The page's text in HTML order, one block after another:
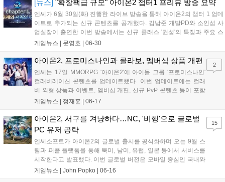
[뉴스] "확장팩급 규모" 아이온2 챕터1 프리뷰 방송 요약
엔씨가 6월 30일(화) 진행한 라이브 방송을 통해 아이온2의 챕터 1 업데
이트로 추가되는 신규 콘텐츠를 공개했다. 김남준 개발PD와 소인섭 사
업실장이 출연한 이번 방송에서는 신규 클래스 '권성'의 특징과 주요 스
킬이 소개되었다. 권성은 분노 게이지를 모아 폭주 상태에 돌입해 강화
들었다가...
게임뉴스 | 문영호 | 06-30
아이온2, 프로미스나인과 콜라보, 멤버십 상품 개편
엔씨는 17일 MMORPG '아이온2'에 아이돌 그룹 '프로미스나인'
컬래버레이션 콘텐츠를 업데이트했다. 이번 업데이트에는 컬래
버 외형 상품과 이벤트, 멤버십 개편, 신규 PvP 콘텐츠 등이 포함
됐다. '아이온2'는 프로미스나인이 게임 속 배경인 '아트레이아'를
장하는 의상과 같은 외형 상품을 게...
게임뉴스 | 정재훈 | 06-17
2
아이온2, 서구를 겨냥하다…NC, '비행'으로 글로벌
PC 유저 공략
엔씨소프트가 아이온2의 글로벌 출시를 공식화하며 오는 9월 스
팀과 퍼플 플랫폼을 통해 북미, 남미, 유럽, 일본 등에서 서비스를
시작한다고 발표했다. 이번 글로벌 버전은 모바일 중심인 국내와
달리 PC에 특화된 형태로 개발되어 조작 체계와 그래픽 수준을
게임뉴스 | John Popko | 06-16
15